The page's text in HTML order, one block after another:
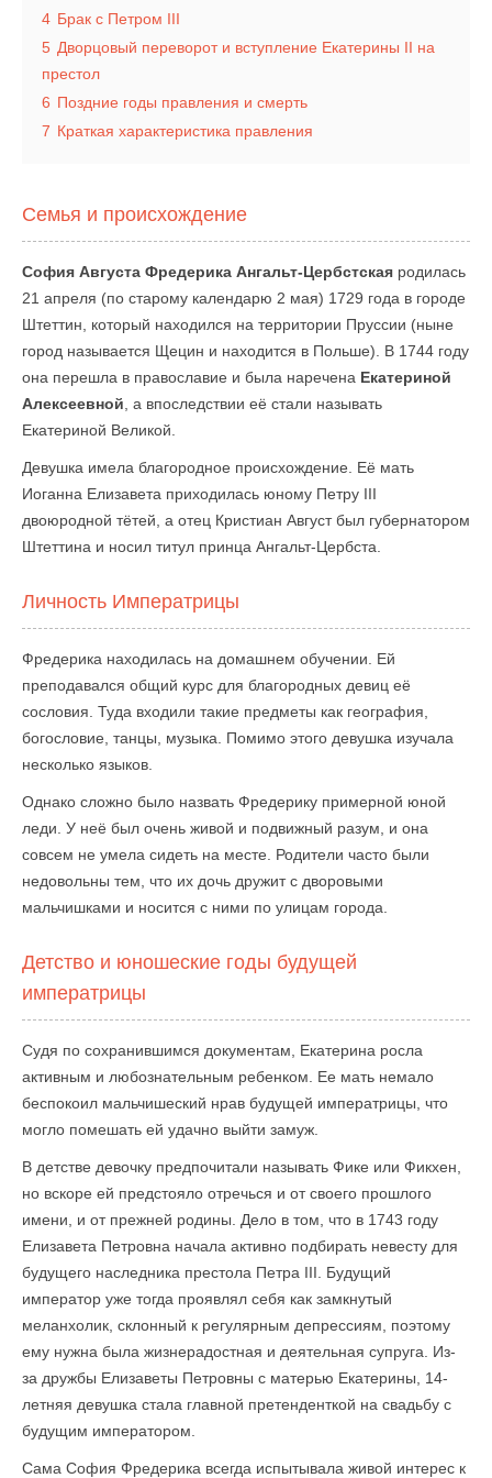
4 Брак с Петром III
5 Дворцовый переворот и вступление Екатерины II на
престол
6 Поздние годы правления и смерть
7 Краткая характеристика правления
Семья и происхождение
София Августа Фредерика Ангальт-Цербстская родилась
21 апреля (по старому календарю 2 мая) 1729 года в городе
Штеттин, который находился на территории Пруссии (ныне
город называется Щецин и находится в Польше). В 1744 году
она перешла в православие и была наречена Екатериной
Алексеевной , а впоследствии её стали называть
Екатериной Великой.
Девушка имела благородное происхождение. Её мать
Иоганна Елизавета приходилась юному Петру III
двоюродной тётей, а отец Кристиан Август был губернатором
Штеттина и носил титул принца Ангальт-Цербста.
Личность Императрицы
Фредерика находилась на домашнем обучении. Ей
преподавался общий курс для благородных девиц её
сословия. Туда входили такие предметы как география,
богословие, танцы, музыка. Помимо этого девушка изучала
несколько языков.
Однако сложно было назвать Фредерику примерной юной
леди. У неё был очень живой и подвижный разум, и она
совсем не умела сидеть на месте. Родители часто были
недовольны тем, что их дочь дружит с дворовыми
мальчишками и носится с ними по улицам города.
Детство и юношеские годы будущей
императрицы
Судя по сохранившимся документам, Екатерина росла
активным и любознательным ребенком. Ее мать немало
беспокоил мальчишеский нрав будущей императрицы, что
могло помешать ей удачно выйти замуж.
В детстве девочку предпочитали называть Фике или Фикхен,
но вскоре ей предстояло отречься и от своего прошлого
имени, и от прежней родины. Дело в том, что в 1743 году
Елизавета Петровна начала активно подбирать невесту для
будущего наследника престола Петра III. Будущий
император уже тогда проявлял себя как замкнутый
меланхолик, склонный к регулярным депрессиям, поэтому
ему нужна была жизнерадостная и деятельная супруга. Из-
за дружбы Елизаветы Петровны с матерью Екатерины, 14-
летняя девушка стала главной претенденткой на свадьбу с
будущим императором.
Сама София Фредерика всегда испытывала живой интерес к